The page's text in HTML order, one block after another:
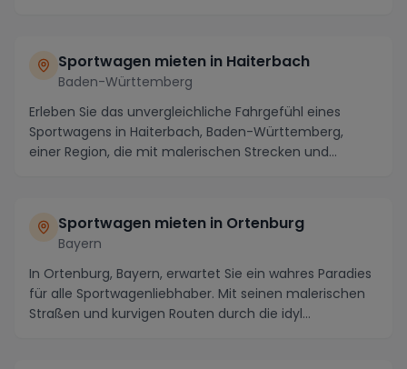
Sportwagen mieten in Haiterbach
Baden-Württemberg
Erleben Sie das unvergleichliche Fahrgefühl eines
Sportwagens in Haiterbach, Baden-Württemberg,
einer Region, die mit malerischen Strecken und
Sportwagen mieten in Ortenburg
Bayern
In Ortenburg, Bayern, erwartet Sie ein wahres Paradies
für alle Sportwagenliebhaber. Mit seinen malerischen
Straßen und kurvigen Routen durch die idyl...